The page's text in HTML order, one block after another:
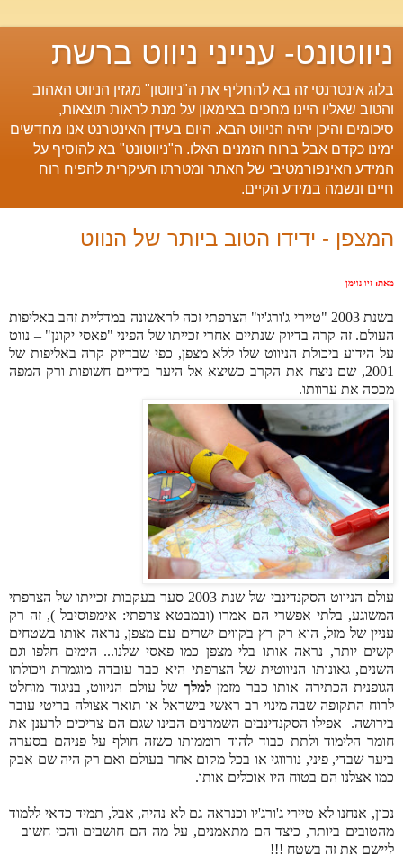
ניווטונט- ענייני ניווט ברשת
בלוג אינטרנטי זה בא להחליף את ה"ניווטון" מגזין הניווט האהוב
והטוב שאליו היינו מחכים בצימאון על מנת לראות תוצאות,
סיכומים והיכן יהיה הניווט הבא. היום בעידן האינטרנט אנו מחדשים
ימינו כקדם אבל ברוח הזמנים האלו. ה"ניווטונט" בא להוסיף על
המידע האינפורמטיבי של האתר ומטרתו העיקרית להפיח רוח
חיים ונשמה במידע הקיים.
המצפן - ידידו הטוב ביותר של הנווט
מאת: זיו נוימן
בשנת 2003 "טיירי ג'ורג'יו" הצרפתי זכה לראשונה במדליית זהב באליפות
העולם. זה קרה בדיוק שנתיים אחרי זכייתו של הפיני "פאסי יקונן" – נווט
על הידוע ביכולת הניווט שלו ללא מצפן, כפי שבדיוק קרה באליפות של
2001, שם ניצח את הקרב כשיצא אל היער בידיים חשופות ורק המפה
מכסה את ערוותו.
עולם הניווט הסקנדינבי של שנת 2003 סער בעקבות זכייתו של הצרפתי
המשוגע, בלתי אפשרי הם אמרו (ובמבטא צרפתי: אימפוסיבל ), זה רק
עניין של מזל, הוא רק רץ בקווים ישרים עם מצפן, נראה אותו בשטחים
קשים יותר, נראה אותו בלי מצפן כמו פאסי שלנו... הימים חלפו וגם
השנים, גאונותו הניווטית של הצרפתי היא כבר עובדה מוגמרת ויכולתו
הגופנית הכתירה אותו כבר מזמןלמלך של עולם הניווט, בניגוד מוחלט
לרוח התקופה שבה מינוי רב ראשי בישראל או תואר אצולה בריטי עובר
בירושה. אפילו הסקנדינבים השמרנים הבינו שגם הם צריכים לרענן את
חומר הלימוד ולתת כבוד להוד רוממותו כשזה חולף על פניהם בסערה
ביער שבדי, פיני, נורווגי או בכל מקום אחר בעולם ואם רק היה שם אבק
כמו אצלנו הם בטוח היו אוכלים אותו.
נכון, אנחנו לא טיירי ג'ורג'יו וכנראה גם לא נהיה, אבל, תמיד כדאי ללמוד
מהטובים ביותר, כיצד הם מתאמנים, על מה הם חושבים והכי חשוב –
ליישם את זה בשטח !!!